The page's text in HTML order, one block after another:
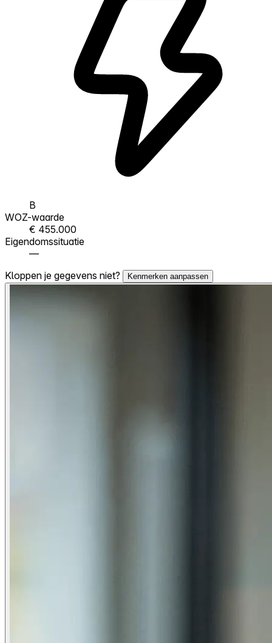
B
WOZ-waarde
€ 455.000
Eigendomssituatie
—
Kloppen je gegevens niet?
Kenmerken aanpassen